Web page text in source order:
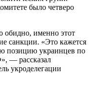
было четверо
обидно, именно этот
санкции. «Это кажется
позицию украинцев по
— рассказал
укроделегации